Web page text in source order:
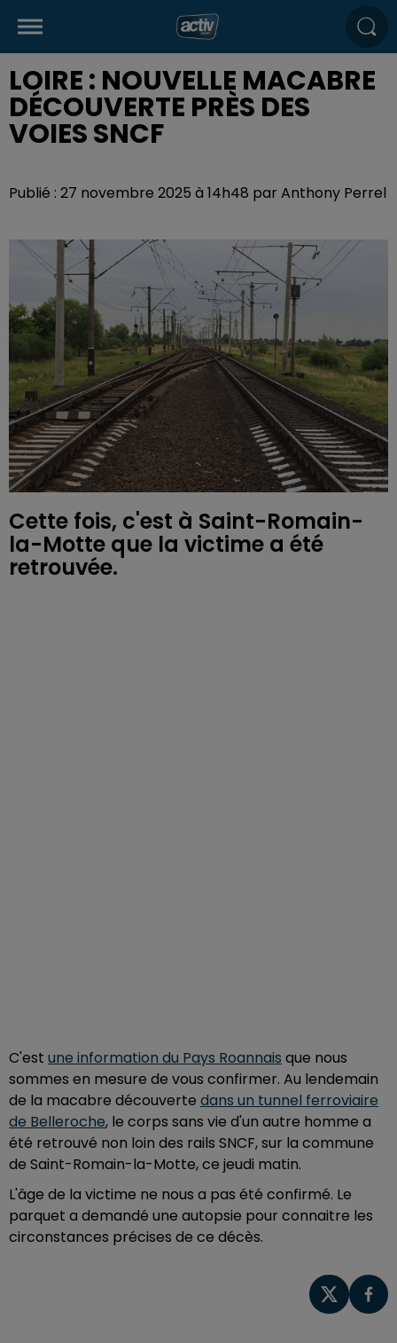
LOIRE : NOUVELLE MACABRE
DÉCOUVERTE PRÈS DES
VOIES SNCF
Publié : 27 novembre 2025 à 14h48 par Anthony Perrel
Cette fois, c'est à Saint-Romain-
la-Motte que la victime a été
retrouvée.
C'est une information du Pays Roannais que nous
sommes en mesure de vous confirmer. Au lendemain
de la macabre découverte dans un tunnel ferroviaire
de Belleroche, le corps sans vie d'un autre homme a
été retrouvé non loin des rails SNCF, sur la commune
de Saint-Romain-la-Motte, ce jeudi matin.
L'âge de la victime ne nous a pas été confirmé. Le
parquet a demandé une autopsie pour connaitre les
circonstances précises de ce décès.